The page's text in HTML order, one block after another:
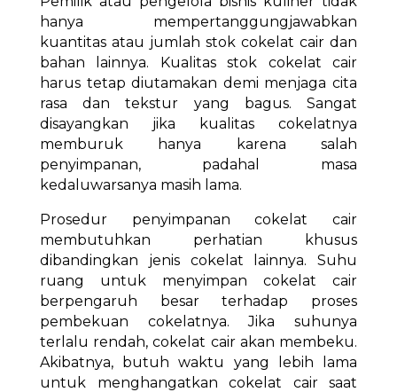
hanya mempertanggungjawabkan
kuantitas atau jumlah stok cokelat cair dan
bahan lainnya. Kualitas stok cokelat cair
harus tetap diutamakan demi menjaga cita
rasa dan tekstur yang bagus. Sangat
disayangkan jika kualitas cokelatnya
memburuk hanya karena salah
penyimpanan, padahal masa
kedaluwarsanya masih lama.
Prosedur penyimpanan cokelat cair
membutuhkan perhatian khusus
dibandingkan jenis cokelat lainnya. Suhu
ruang untuk menyimpan cokelat cair
berpengaruh besar terhadap proses
pembekuan cokelatnya. Jika suhunya
terlalu rendah, cokelat cair akan membeku.
Akibatnya, butuh waktu yang lebih lama
untuk menghangatkan cokelat cair saat